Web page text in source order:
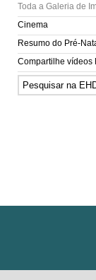
Toda a Galeria de
Cinema
Resumo do Pré-
Compartilhe vídeos